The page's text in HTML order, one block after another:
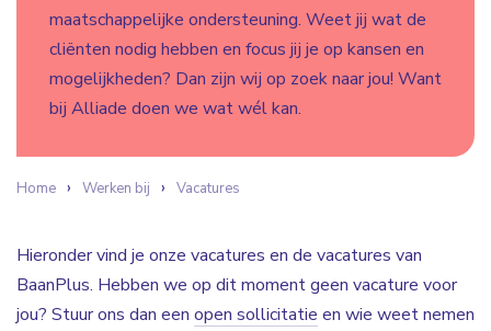
maatschappelijke ondersteuning. Weet jij wat de
cliënten nodig hebben en focus jij je op kansen en
mogelijkheden? Dan zijn wij op zoek naar jou! Want
bij Alliade doen we wat wél kan.
Home Werken bij Vacatures
Hieronder vind je onze vacatures en de vacatures van
BaanPlus. Hebben we op dit moment geen vacature voor
jou? Stuur ons dan een open sollicitatie en wie weet nemen